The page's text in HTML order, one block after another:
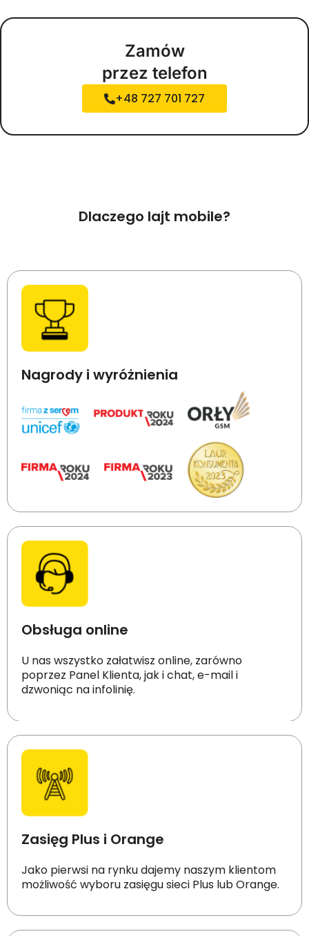
Zamów
przez telefon
+48 727 701 727
Dlaczego lajt mobile?
Nagrody i wyróżnienia
Obsługa online
U nas wszystko załatwisz online, zarówno
poprzez Panel Klienta, jak i chat, e-mail i
dzwoniąc na infolinię.
Zasięg Plus i Orange
Jako pierwsi na rynku dajemy naszym klientom
możliwość wyboru zasięgu sieci Plus lub Orange.